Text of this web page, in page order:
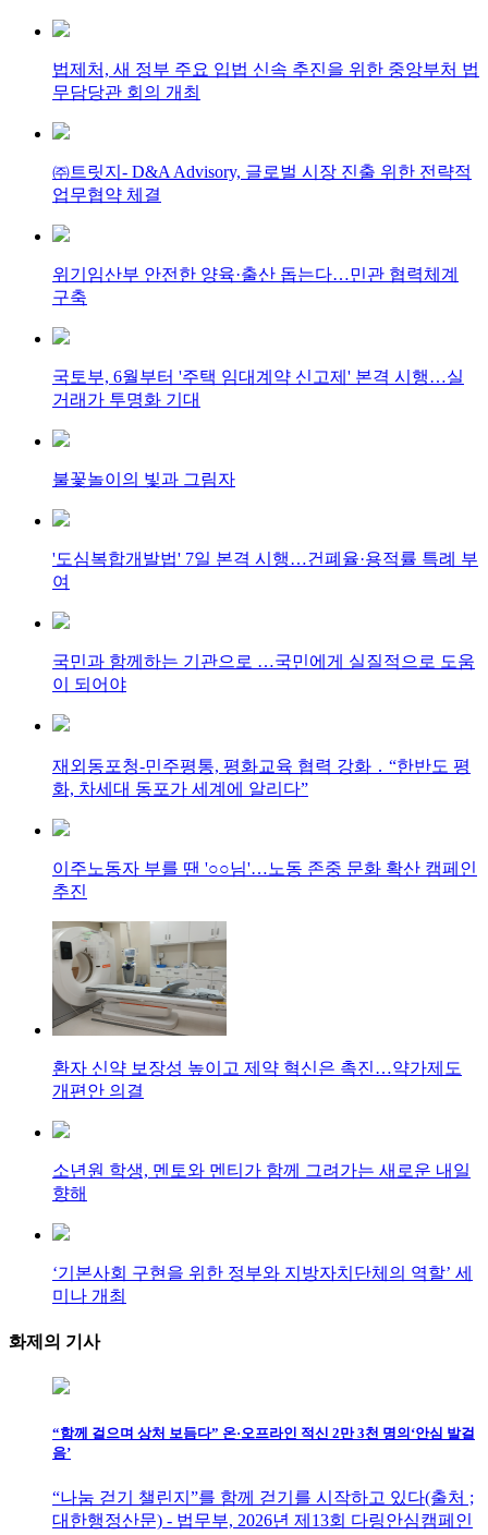
법제처, 새 정부 주요 입법 신속 추진을 위한 중앙부처 법
무담당관 회의 개최
㈜트릿지- D&A Advisory, 글로벌 시장 진출 위한 전략적
업무협약 체결
위기임산부 안전한 양육·출산 돕는다…민관 협력체계
구축
국토부, 6월부터 '주택 임대계약 신고제' 본격 시행…실
거래가 투명화 기대
불꽃놀이의 빛과 그림자
'도심복합개발법' 7일 본격 시행…건폐율·용적률 특례 부
여
국민과 함께하는 기관으로 …국민에게 실질적으로 도움
이 되어야
재외동포청-민주평통, 평화교육 협력 강화 ․ “한반도 평
화, 차세대 동포가 세계에 알리다”
이주노동자 부를 땐 '○○님'…노동 존중 문화 확산 캠페인
추진
환자 신약 보장성 높이고 제약 혁신은 촉진…약가제도
개편안 의결
소년원 학생, 멘토와 멘티가 함께 그려가는 새로운 내일
향해
‘기본사회 구현을 위한 정부와 지방자치단체의 역할’ 세
미나 개최
화제의 기사
“함께 걸으며 상처 보듬다” 온·오프라인 적신 2만 3천 명의‘안심 발걸
음’
“나눔 걷기 챌린지”를 함께 걷기를 시작하고 있다(출처 ;
대한행정산문) - 법무부, 2026년 제13회 다링안심캠페인